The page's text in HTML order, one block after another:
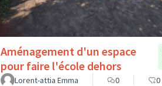
Aménagement d'un espace
pour faire l'école dehors
Lorent-attia Emma
0 0